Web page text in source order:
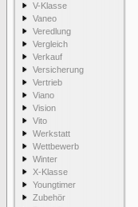
V-Klasse
Vaneo
Veredlung
Vergleich
Verkauf
Versicherung
Vertrieb
Viano
Vision
Vito
Werkstatt
Wettbewerb
Winter
X-Klasse
Youngtimer
Zubehör